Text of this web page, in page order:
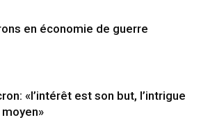
en économie de guerre
«l’intérêt est son but, l’intrigue